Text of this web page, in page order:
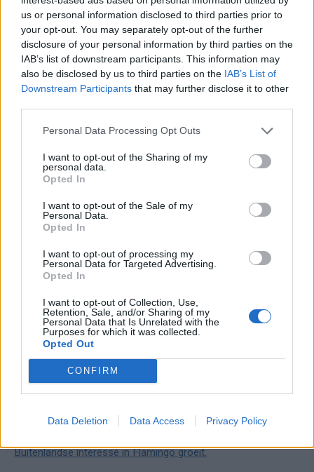
us or personal information disclosed to third parties prior to
your opt-out. You may separately opt-out of the further
disclosure of your personal information by third parties on the
IAB’s list of downstream participants. This information may
also be disclosed by us to third parties on the IAB’s List of
Downstream Participants that may further disclose it to other
Personal Data Processing Opt Outs
I want to opt-out of the Sharing of my
personal data.
Opted In
I want to opt-out of the Sale of my
Personal Data.
Opted In
I want to opt-out of processing my
Personal Data for Targeted Advertising.
Opted In
I want to opt-out of Collection, Use,
Retention, Sale, and/or Sharing of my
Personal Data that Is Unrelated with the
Purposes for which it was collected.
Opted Out
CONFIRM
Data Deletion Data Access Privacy Policy
drijven. Verweij begrijpt dat, maar waarschuwt tegelijkertijd
voor de risico's.
"Het is natuurlijk een onverantwoord bedrijfsrisico als je met
zo'n bedrag niet akkoord gaat."
De journalist verwijst daarbij naar eerdere situaties waarin
clubs een topaanbieding afwezen en later geconfronteerd
"Ook Saibari kan zwaar geblesseerd raken. Dit zijn bedragen
Perfect moment voor volgende
stap
Alles lijkt erop te wijzen dat zowel Bayern München als PSV
beseft dat dit het ideale moment is voor een transfer. Saibari
heeft zich ontwikkeld tot een complete middenvelder met
fysieke kracht, scorend vermogen en internationale ervaring.
Voor Bayern is hij een speler die past binnen het profiel van
het moderne topvoetbal. Voor PSV lonkt een recordverkoop.
top dichterbij dan ooit.
Buitenlandse interesse in Flamingo groeit.